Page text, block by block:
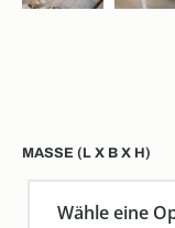
MASSE (L X B X H)